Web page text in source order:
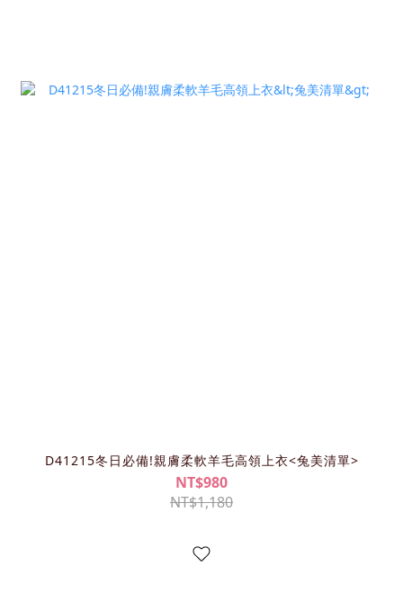
D41215冬日必備!親膚柔軟羊毛高領上衣<兔美清單>
NT$980
NT$1,180